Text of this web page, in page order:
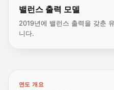
밸런스 출력 모델
2019년에 밸런스 출력을 갖춘
니다.
연도 개요